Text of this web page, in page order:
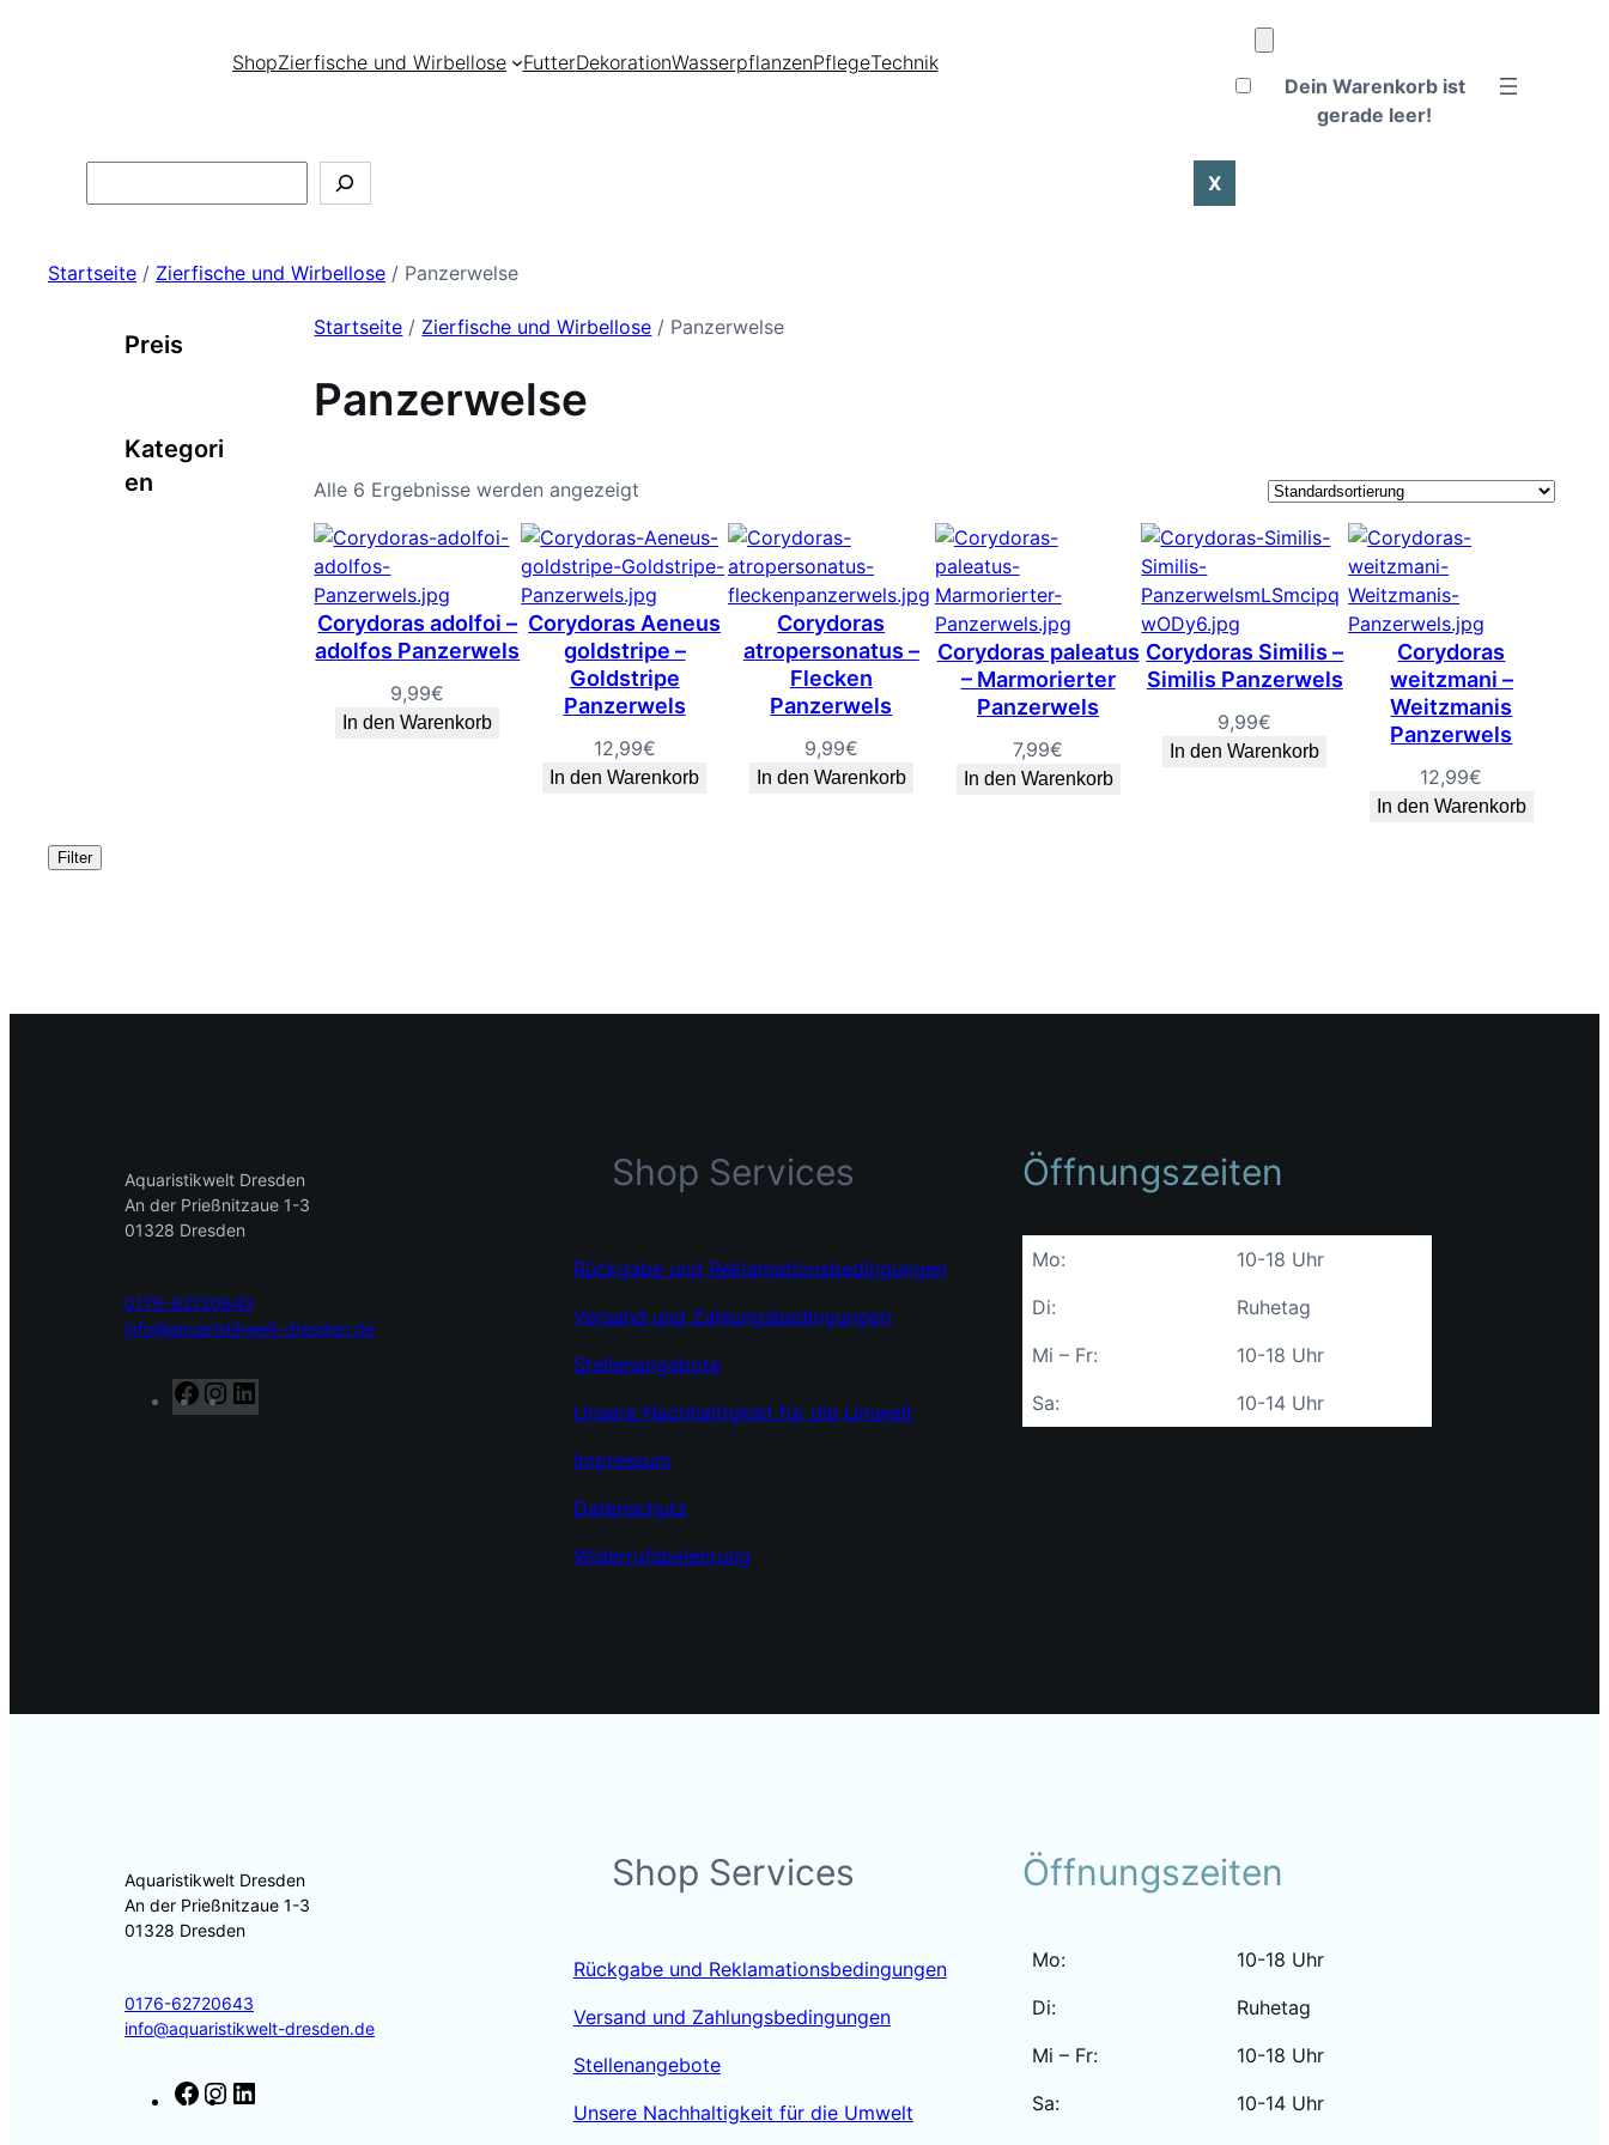
ShopZierfische und Wirbellose FutterDekorationWasserpflanzenPflegeTechnik
Dein Warenkorb ist
gerade leer!
X
Startseite / Zierfische und Wirbellose / Panzerwelse
Preis
Kategori
en
Startseite / Zierfische und Wirbellose / Panzerwelse
Panzerwelse
Alle 6 Ergebnisse werden angezeigt
Corydoras adolfoi –
adolfos Panzerwels
9,99€
In den Warenkorb
Corydoras Aeneus
goldstripe –
Goldstripe
Panzerwels
12,99€
In den Warenkorb
Corydoras
atropersonatus –
Flecken
Panzerwels
9,99€
In den Warenkorb
Corydoras paleatus
– Marmorierter
Panzerwels
7,99€
In den Warenkorb
Corydoras Similis –
Similis Panzerwels
9,99€
In den Warenkorb
Corydoras
weitzmani –
Weitzmanis
Panzerwels
12,99€
In den Warenkorb
Filter
Aquaristikwelt Dresden
An der Prießnitzaue 1-3
01328 Dresden
0176-62720643
info@aquaristikwelt-dresden.de
F
a
n
i
Shop Services
Rückgabe und Reklamationsbedingungen
Versand und Zahlungsbedingungen
Stellenangebote
Unsere Nachhaltigkeit für die Umwelt
Impressum
Datenschutz
Widerrufsbelehrung
Öffnungszeiten
Mo:
10-18 Uhr
Di:
Ruhetag
Mi – Fr:
10-18 Uhr
Sa:
10-14 Uhr
Aquaristikwelt Dresden
An der Prießnitzaue 1-3
01328 Dresden
0176-62720643
info@aquaristikwelt-dresden.de
F
Shop Services
Rückgabe und Reklamationsbedingungen
Versand und Zahlungsbedingungen
Stellenangebote
Unsere Nachhaltigkeit für die Umwelt
Öffnungszeiten
Mo:
10-18 Uhr
Di:
Ruhetag
Mi – Fr:
10-18 Uhr
Sa:
10-14 Uhr